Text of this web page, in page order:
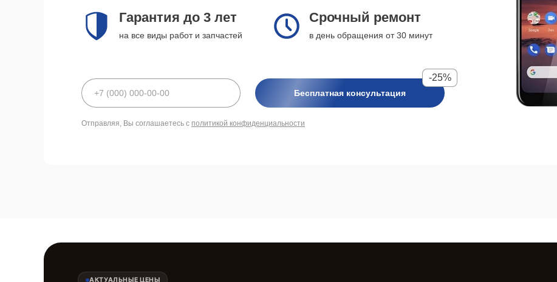
Гарантия до 3 лет
на все виды работ и запчастей
Срочный ремонт
в день обращения от 30 минут
Бесплатная консультация
-25%
Отправляя, Вы соглашаетесь с политикой конфиденциальности
АКТУАЛЬНЫЕ ЦЕНЫ